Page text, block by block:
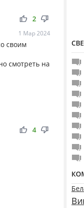
thumb_up thumb_down
2
1 Мар 2024
своим
смотреть на
thumb_up thumb_down
4